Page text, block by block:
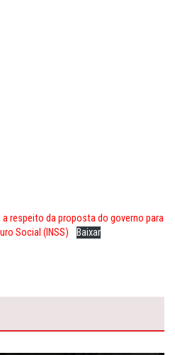
respeito da proposta do governo para
Social (INSS)
Baixar